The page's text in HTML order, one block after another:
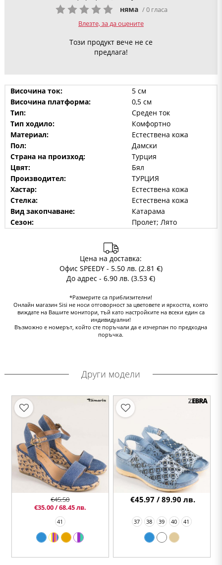
няма / 0 гласа
Влезте, за да оцените
Този продукт вече не се
предлага!
Височина ток:
5 см
Височина платформа:
0,5 см
Тип:
Среден ток
Тип ходило:
Комфортно
Материал:
Естествена кожа
Пол:
Дамски
Страна на произход:
Турция
Цвят:
Бял
Производител:
ТУРЦИЯ
Хастар:
Естествена кожа
Стелка:
Естествена кожа
Вид закопчаване:
Катарама
Сезон:
Пролет; Лято
Цена на доставка:
Офис SPEEDY - 5.50 лв. (2.81 €)
До адрес - 6.90 лв. (3.53 €)
*Размерите са приблизителни!
Онлайн магазин Sisi не носи отговорност за цветовете и яркостта, която
виждате на Вашите монитори, тъй като настройките на всеки един са
индивидуални!
Възможно е номерът, който сте поръчали да е изчерпан по предходна
поръчка.
Други модели
41
€45.50
€35.00 / 68.45 лв.
37 38 39 40 41
€45.97 / 89.90 лв.